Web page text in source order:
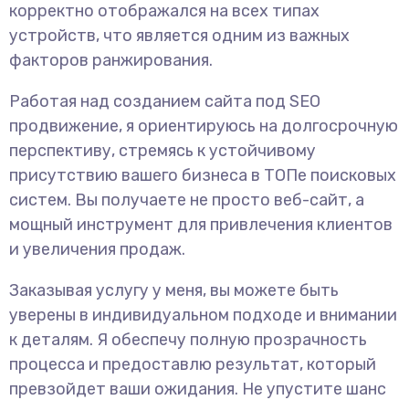
корректно отображался на всех типах
устройств, что является одним из важных
факторов ранжирования.
Работая над созданием сайта под SEO
продвижение, я ориентируюсь на долгосрочную
перспективу, стремясь к устойчивому
присутствию вашего бизнеса в ТОПе поисковых
систем. Вы получаете не просто веб-сайт, а
мощный инструмент для привлечения клиентов
и увеличения продаж.
Заказывая услугу у меня, вы можете быть
уверены в индивидуальном подходе и внимании
к деталям. Я обеспечу полную прозрачность
процесса и предоставлю результат, который
превзойдет ваши ожидания. Не упустите шанс